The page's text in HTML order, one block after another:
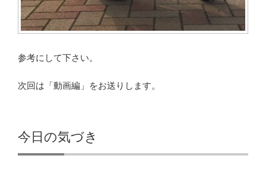
参考にして下さい。
次回は「動画編」をお送りします。
今日の気づき